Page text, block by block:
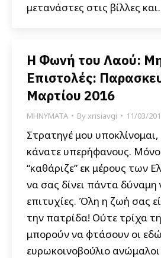
μετανάστες στις βίλλες
Η Φωνή του Λαού:
Επιστολές:
Μαρτίου 2016
ΜΗΝΥΜΑΤΑ Byxrisiavgi 11/03/
Στρατηγέ μου υποκλίνομαι,
κάνατε υπερήφανους.
“καθάριζε” εκ μέρους των
να σας δίνει πάντα δύναμη
επιτυχίες. Όλη η ζωή σας
την πατρίδα! Ούτε τρίχα
μπορούν να φτάσουν οι
ευρωκοινοβούλιο